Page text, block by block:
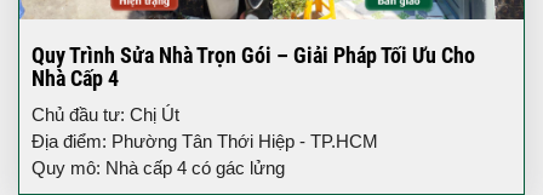
Quy Trình Sửa Nhà Trọn Gói – Giải Pháp Tối Ưu Cho
Nhà Cấp 4
Chủ đầu tư: Chị Út
Địa điểm: Phường Tân Thới Hiệp - TP.HCM
Quy mô: Nhà cấp 4 có gác lửng